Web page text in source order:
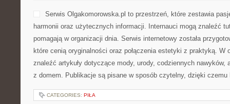
Serwis Olgakomorowska.pl to przestrzeń, które zestawia
harmonii oraz użytecznych informacji. Internauci mogą znaleźć
pomagają w organizacji dnia. Serwis internetowy została
które cenią oryginalności oraz połączenia estetyki z praktyką. W
znaleźć artykuły dotyczące mody, urody, codziennych nawyków,
z domem. Publikacje są pisane w sposób czytelny, dzięki
CATEGORIES: PIŁA